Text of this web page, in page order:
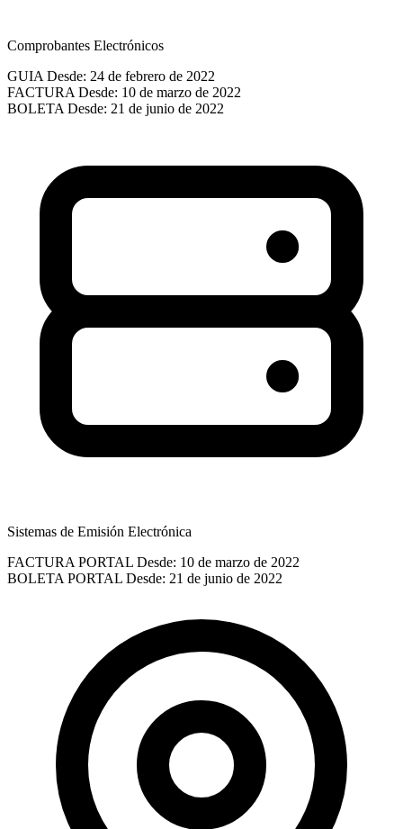
Comprobantes Electrónicos
GUIA Desde: 24 de febrero de 2022
FACTURA Desde: 10 de marzo de 2022
BOLETA Desde: 21 de junio de 2022
Sistemas de Emisión Electrónica
FACTURA PORTAL Desde: 10 de marzo de 2022
BOLETA PORTAL Desde: 21 de junio de 2022